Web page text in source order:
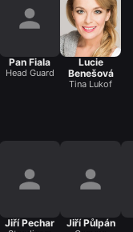
Pan Fiala
Head Guard
Lucie
Benešová
Tina Lukof
Jiří Pechar Jiří Půlpán